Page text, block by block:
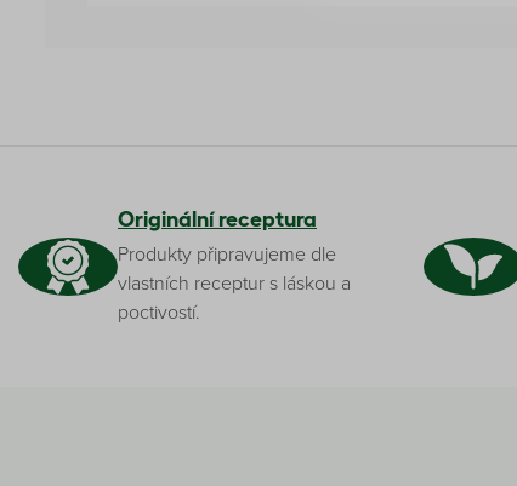
Originální receptura
Produkty připravujeme dle
vlastních receptur s láskou a
poctivostí.